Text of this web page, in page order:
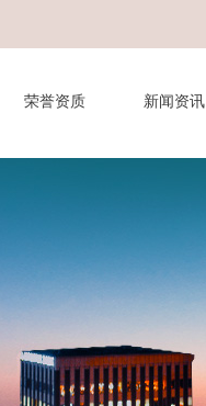
荣誉资质 新闻资讯